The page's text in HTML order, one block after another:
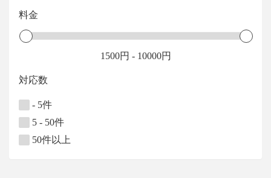
料金
1500円 - 10000円
対応数
- 5件
5 - 50件
50件以上